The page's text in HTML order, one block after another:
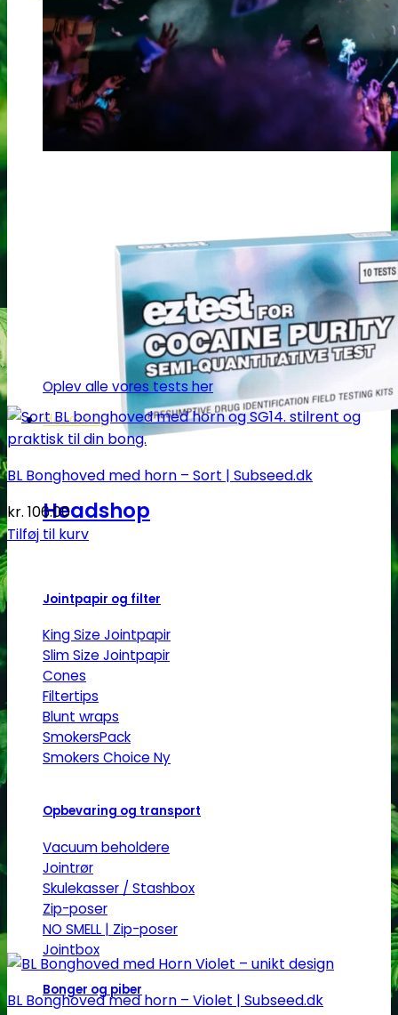
Oplev alle vores tests her
Headshop
Headshop
Jointpapir og filter
King Size Jointpapir
Slim Size Jointpapir
Cones
Filtertips
Blunt wraps
SmokersPack
Smokers Choice
Opbevaring og transport
Vacuum beholdere
Jointrør
Skulekasser / Stashbox
Zip-poser
NO SMELL | Zip-poser
Jointbox
Bonger og piber
BL Bonghoved med horn – Sort | Subseed.dk
kr. 106.00
Tilføj til kurv
BL Bonghoved med horn – Violet | Subseed.dk